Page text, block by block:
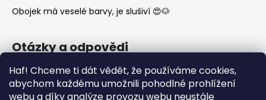
Haf! Chceme ti dát vědět, že používáme cookies,
abychom každému umožnili pohodlné prohlížení
webu a díky analýze provozu webu neustále
Obojek má veselé barvy, je slušiví 😍🐶
Otázky a odpovědi
Jak se start o látkové obojky a vodítka?
Kdy mi dorazí moje objednávka?